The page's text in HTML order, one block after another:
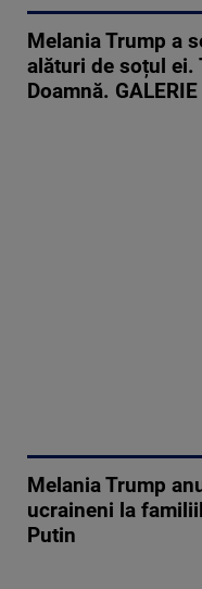
Melania Trump a
alături de soțul ei.
Doamnă. GALERIE
Melania Trump
ucraineni la
Putin